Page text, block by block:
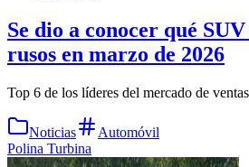
Se dio a conocer qué
rusos en marzo de 2026
Top 6 de los líderes del mercado de
Noticias
Automóvil
Polina Turbina